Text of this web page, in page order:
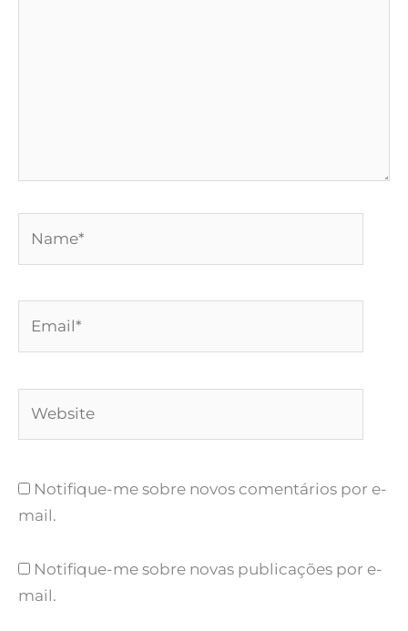
Notifique-me sobre novos comentários por e-
mail.
Notifique-me sobre novas publicações por e-
mail.